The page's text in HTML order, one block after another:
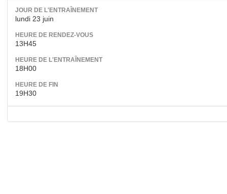
JOUR DE L'ENTRAÎNEMENT
lundi 23 juin
HEURE DE RENDEZ-VOUS
13H45
HEURE DE L'ENTRAÎNEMENT
18H00
HEURE DE FIN
19H30